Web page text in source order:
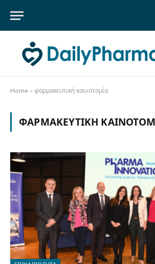
Home » φαρμακευτική καινοτομία
ΦΑΡΜΑΚΕΥΤΙΚΉ